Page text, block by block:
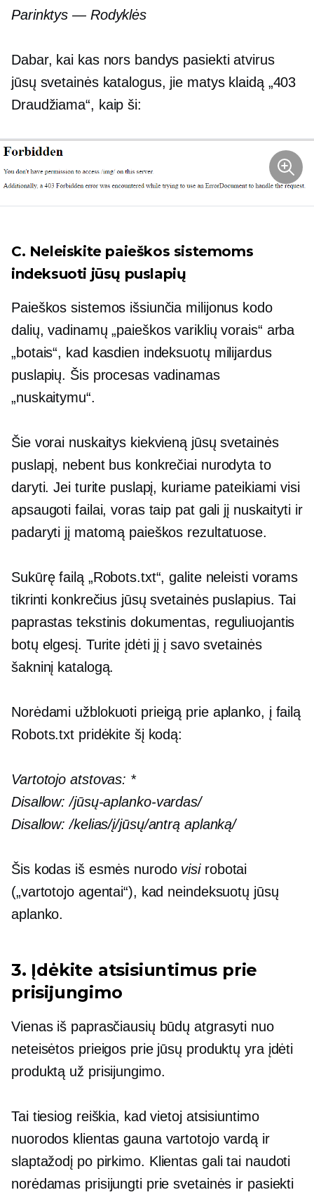
Parinktys — Rodyklės
Dabar, kai kas nors bandys pasiekti atvirus
jūsų svetainės katalogus, jie matys klaidą „403
Draudžiama“, kaip ši:
C. Neleiskite paieškos sistemoms
indeksuoti jūsų puslapių
Paieškos sistemos išsiunčia milijonus kodo
dalių, vadinamų „paieškos variklių vorais“ arba
„botais“, kad kasdien indeksuotų milijardus
puslapių. Šis procesas vadinamas
„nuskaitymu“.
Šie vorai nuskaitys kiekvieną jūsų svetainės
puslapį, nebent bus konkrečiai nurodyta to
daryti. Jei turite puslapį, kuriame pateikiami visi
apsaugoti failai, voras taip pat gali jį nuskaityti ir
padaryti jį matomą paieškos rezultatuose.
Sukūrę failą „Robots.txt“, galite neleisti vorams
tikrinti konkrečius jūsų svetainės puslapius. Tai
paprastas tekstinis dokumentas, reguliuojantis
botų elgesį. Turite įdėti jį į savo svetainės
šakninį katalogą.
Norėdami užblokuoti prieigą prie aplanko, į failą
Robots.txt pridėkite šį kodą:
Vartotojo atstovas: *
Disallow:/jūsų-aplanko-vardas/
Disallow:/kelias/į/jūsų/antrą aplanką/
Šis kodas iš esmės nurodo visi robotai
(„vartotojo agentai“), kad neindeksuotų jūsų
aplanko.
3. Įdėkite atsisiuntimus prie
prisijungimo
Vienas iš paprasčiausių būdų atgrasyti nuo
neteisėtos prieigos prie jūsų produktų yra įdėti
produktą už prisijungimo.
Tai tiesiog reiškia, kad vietoj atsisiuntimo
nuorodos klientas gauna vartotojo vardą ir
slaptažodį po pirkimo. Klientas gali tai naudoti
norėdamas prisijungti prie svetainės ir pasiekti